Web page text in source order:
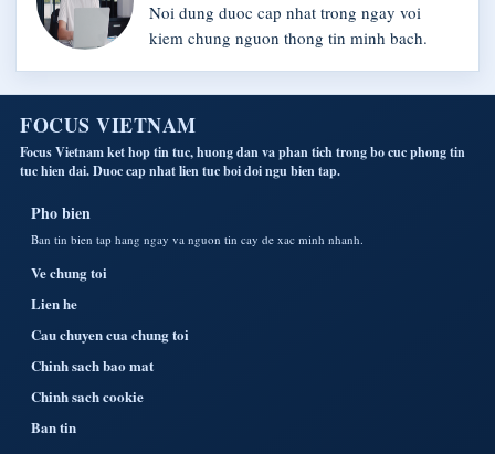
Noi dung duoc cap nhat trong ngay voi
kiem chung nguon thong tin minh bach.
FOCUS VIETNAM
Focus Vietnam ket hop tin tuc, huong dan va phan tich trong bo cuc phong tin
tuc hien dai. Duoc cap nhat lien tuc boi doi ngu bien tap.
Pho bien
Ban tin bien tap hang ngay va nguon tin cay de xac minh nhanh.
Ve chung toi
Lien he
Cau chuyen cua chung toi
Chinh sach bao mat
Chinh sach cookie
Ban tin